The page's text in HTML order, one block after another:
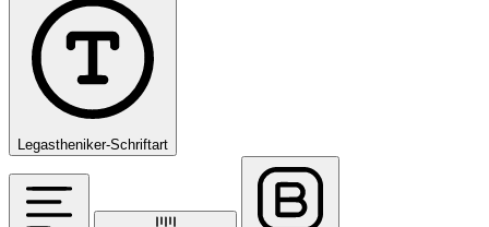
Legastheniker-Schriftart